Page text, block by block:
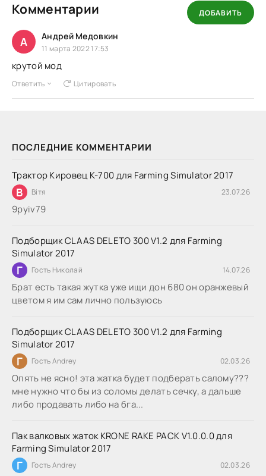
ПОСЛЕДНИЕ КОММЕНТАРИИ
Трактор Кировец К-700 для Farming Simulator 2017
В Вітя 23.07.26
9руіv79
Подборщик CLAAS DELETO 300 V1.2 для Farming
Simulator 2017
Г Гость Николай 14.07.26
Брат есть такая жутка уже ищи дон 680 он оранжевый
цветом я им сам лично пользуюсь
Подборщик CLAAS DELETO 300 V1.2 для Farming
Simulator 2017
Г Гость Andrey 02.03.26
Опять не ясно! эта жатка будет подберать салому???
мне нужно что бы из соломы делать сечку, а дальше
либо продавать либо на бга...
Пак валковых жаток KRONE RAKE PACK V1.0.0.0 для
Farming Simulator 2017
Г Гость Andrey 02.03.26
Комментарии ДОБАВИТЬ
А Андрей Медовкин
11 марта 2022 17:53
крутой мод
Ответить Цитировать